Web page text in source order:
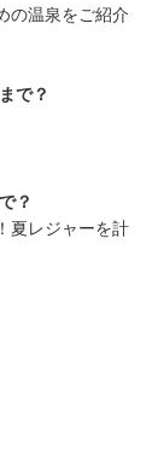
の温泉をご紹介
で？
？
夏レジャーを計